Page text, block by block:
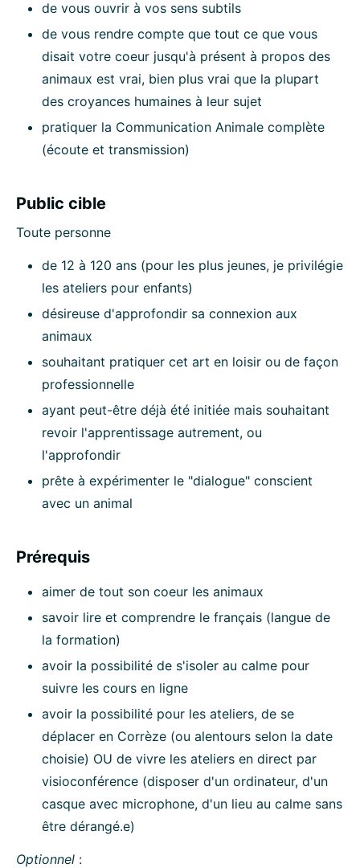
de vous ouvrir à vos sens subtils
de vous rendre compte que tout ce que vous
disait votre coeur jusqu'à présent à propos des
animaux est vrai, bien plus vrai que la plupart
des croyances humaines à leur sujet
pratiquer la Communication Animale complète
(écoute et transmission)
Public cible
Toute personne
de 12 à 120 ans (pour les plus jeunes, je privilégie
les ateliers pour enfants)
désireuse d'approfondir sa connexion aux
animaux
souhaitant pratiquer cet art en loisir ou de façon
professionnelle
ayant peut-être déjà été initiée mais souhaitant
revoir l'apprentissage autrement, ou
l'approfondir
prête à expérimenter le "dialogue" conscient
avec un animal
Prérequis
aimer de tout son coeur les animaux
savoir lire et comprendre le français (langue de
la formation)
avoir la possibilité de s'isoler au calme pour
suivre les cours en ligne
avoir la possibilité pour les ateliers, de se
déplacer en Corrèze (ou alentours selon la date
choisie) OU de vivre les ateliers en direct par
visioconférence (disposer d'un ordinateur, d'un
casque avec microphone, d'un lieu au calme sans
être dérangé.e)
Optionnel :